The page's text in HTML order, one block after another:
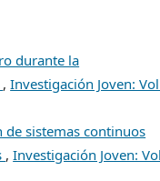
durante la
,Investigación Joven:
de sistemas continuos
,Investigación Joven: